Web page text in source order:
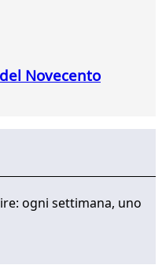
Novecento
ogni settimana, uno